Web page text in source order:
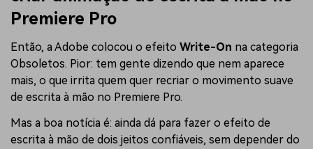
Premiere Pro
Então, a Adobe colocou o efeito Write-On na categoria
Obsoletos. Pior: tem gente dizendo que nem aparece
mais, o que irrita quem quer recriar o movimento suave
de escrita à mão no Premiere Pro.
Mas a boa notícia é: ainda dá para fazer o efeito de
escrita à mão de dois jeitos confiáveis, sem depender do